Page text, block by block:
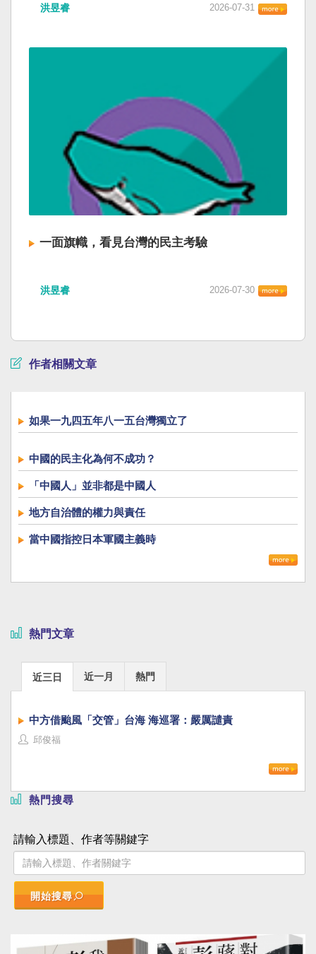
洪昱睿 2026-07-31
一面旗幟，看見台灣的民主考驗
洪昱睿 2026-07-30
作者相關文章
如果一九四五年八一五台灣獨立了
中國的民主化為何不成功？
「中國人」並非都是中國人
地方自治體的權力與責任
當中國指控日本軍國主義時
熱門文章
近三日 近一月 熱門
中方借颱風「交管」台海 海巡署：嚴厲譴責
邱俊福
熱門搜尋
請輸入標題、作者等關鍵字
開始搜尋